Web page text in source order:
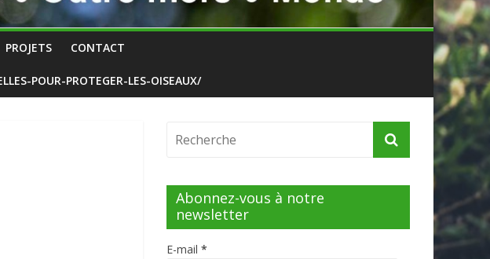
PROJETS CONTACT
POUR-PROTEGER-LES-OISEAUX/
Abonnez-vous à notre
newsletter
E-mail *